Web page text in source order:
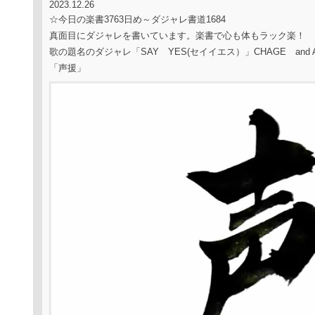
2023.12.26
☆今日の楽書3763日め～ダジャレ書道1684
真面目にダジャレを書いています。楽書で心も体もラック楽！
歌の題名のダジャレ「SAY YES(セイイエス）」CHAGE and
「声援」